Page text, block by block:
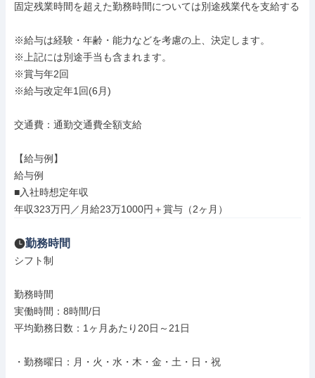
固定残業時間を超えた勤務時間については別途残業代を支給する
※給与は経験・年齢・能力などを考慮の上、決定します。
※上記には別途手当も含まれます。
※賞与年2回
※給与改定年1回(6月)
交通費：通勤交通費全額支給
【給与例】
給与例
■入社時想定年収
年収323万円／月給23万1000円＋賞与（2ヶ月）
勤務時間
シフト制
勤務時間
実働時間：8時間/日
平均勤務日数：1ヶ月あたり20日～21日
・勤務曜日：月・火・水・木・金・土・日・祝